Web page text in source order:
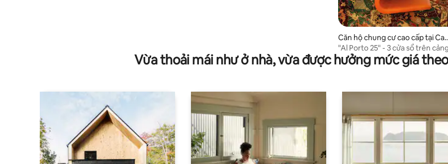
Căn hộ chung cư cao cấp tại Ca
mogli
"Al Porto 25" - 3 cửa sổ trên
Vừa thoải mái như ở nhà, vừa được hưởng mức giá